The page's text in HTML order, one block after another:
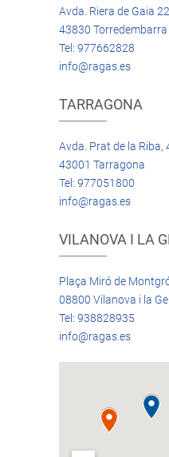
Avda. Riera de Gaia
43830 Torredembarra
Tel: 977662828
info@ragas.es
TARRAGONA
Avda. Prat de la Riba,
43001 Tarragona
Tel: 977051800
info@ragas.es
VILANOVA I LA
Plaça Miró de
08800 Vilanova i la
Tel: 938828935
info@ragas.es